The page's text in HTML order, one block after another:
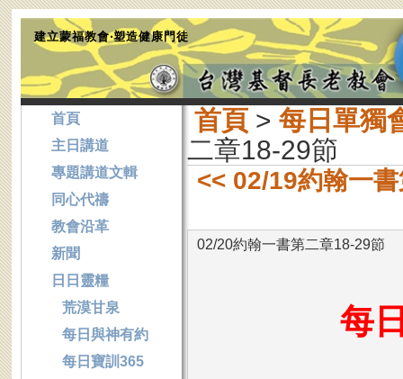
建立蒙福教會‧塑造健康門徒
首頁> 每日單獨
二章18-29節
<< 02/19約翰一
02/20約翰一書第二章18-29節
每
首頁
主日講道
專題講道文輯
同心代禱
教會沿革
新聞
日日靈糧
荒漠甘泉
每日與神有約
每日寶訓365